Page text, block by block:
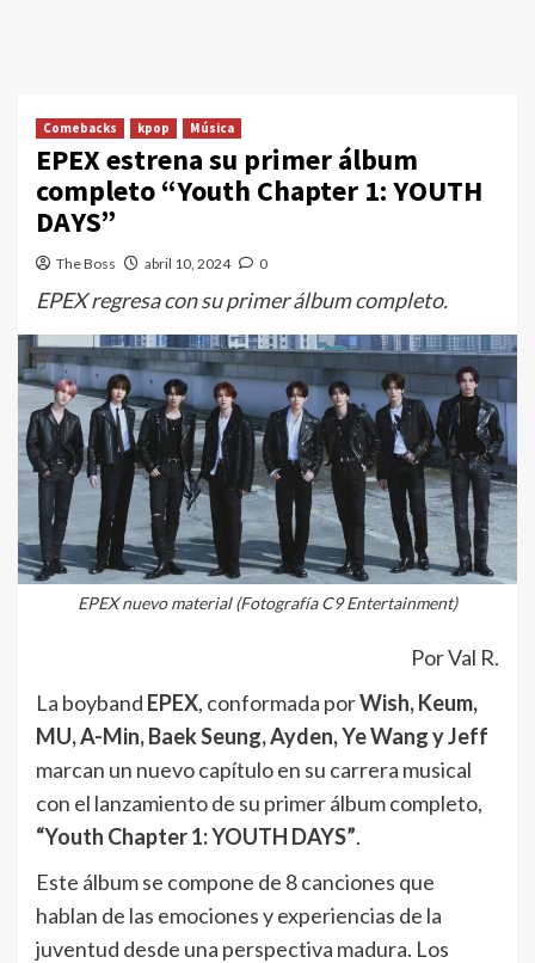
Comebacks kpop Música
EPEX estrena su primer álbum
completo “Youth Chapter 1: YOUTH
DAYS”
The Boss abril 10, 2024 0
EPEX regresa con su primer álbum completo.
EPEX nuevo material (Fotografía C9 Entertainment)
Por Val R.
La boyband EPEX, conformada porWish, Keum,
MU, A-Min, Baek Seung, Ayden, Ye Wang y Jeff
marcan un nuevo capítulo en su carrera musical
con el lanzamiento de su primer álbum completo,
“Youth Chapter 1: YOUTH DAYS”.
Este álbum se compone de 8 canciones que
hablan de las emociones y experiencias de la
juventud desde una perspectiva madura. Los